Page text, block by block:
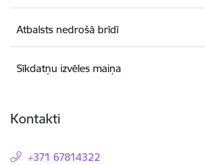
Atbalsts nedrošā brīdī
Sīkdatņu izvēles maiņa
Kontakti
+371 67814322